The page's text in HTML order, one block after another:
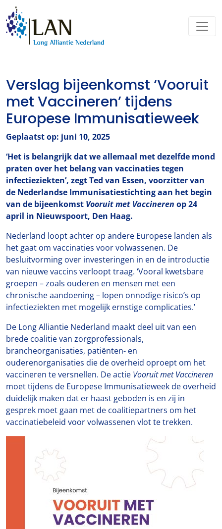
Verslag bijeenkomst ‘Vooruit
met Vaccineren’ tijdens
Europese Immunisatieweek
Geplaatst op: juni 10, 2025
‘Het is belangrijk dat we allemaal met dezelfde mond
praten over het belang van vaccinaties tegen
infectieziekten’, zegt Ted van Essen, voorzitter van
de Nederlandse Immunisatiestichting aan het begin
van de bijeenkomst Vooruit met Vaccineren op 24
april in Nieuwspoort, Den Haag.
Nederland loopt achter op andere Europese landen als
het gaat om vaccinaties voor volwassenen. De
besluitvorming over investeringen in en de introductie
van nieuwe vaccins verloopt traag. ‘Vooral kwetsbare
groepen – zoals ouderen en mensen met een
chronische aandoening – lopen onnodige risico’s op
infectieziekten met mogelijk ernstige complicaties.’
De Long Alliantie Nederland maakt deel uit van een
brede coalitie van zorgprofessionals,
brancheorganisaties, patiënten- en
ouderenorganisaties die de overheid oproept om het
vaccineren te versnellen. De actie Vooruit met Vaccineren
moet tijdens de Europese Immunisatieweek de overheid
duidelijk maken dat er haast geboden is en zij in
gesprek moet gaan met de coalitiepartners om het
vaccinatiebeleid voor volwassenen vlot te trekken.